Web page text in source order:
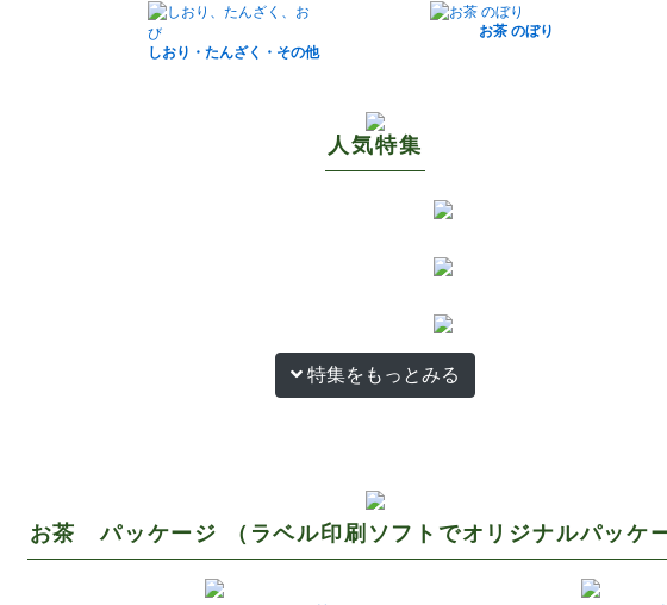
しおり・たんざく・その他
お茶 のぼり
人気特集
特集をもっとみる
お茶 パッケージ （ラベル印刷ソフトでオリジナルパッケー